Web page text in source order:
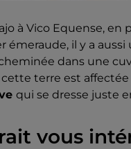
à Vico Equense, en
émeraude, il y a aussi
dans une
terre est affectée
qui se dresse juste
vous